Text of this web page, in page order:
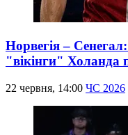
Норвегія –
"вікінги" Холанда
22 червня, 14:00 ЧС 2026